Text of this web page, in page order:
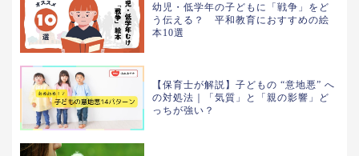
幼児・低学年の子どもに「戦争」をど
う伝える？ 平和教育におすすめの絵
本10選
【保育士が解説】子どもの “意地悪” へ
の対処法｜「気質」と「親の影響」ど
っちが強い？